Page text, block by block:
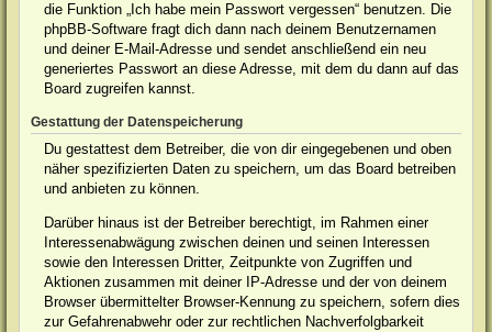
die Funktion „Ich habe mein Passwort vergessen“ benutzen. Die
phpBB-Software fragt dich dann nach deinem Benutzernamen
und deiner E-Mail-Adresse und sendet anschließend ein neu
generiertes Passwort an diese Adresse, mit dem du dann auf das
Board zugreifen kannst.
Gestattung der Datenspeicherung
Du gestattest dem Betreiber, die von dir eingegebenen und oben
näher spezifizierten Daten zu speichern, um das Board betreiben
und anbieten zu können.
Darüber hinaus ist der Betreiber berechtigt, im Rahmen einer
Interessenabwägung zwischen deinen und seinen Interessen
sowie den Interessen Dritter, Zeitpunkte von Zugriffen und
Aktionen zusammen mit deiner IP-Adresse und der von deinem
Browser übermittelter Browser-Kennung zu speichern, sofern dies
zur Gefahrenabwehr oder zur rechtlichen Nachverfolgbarkeit